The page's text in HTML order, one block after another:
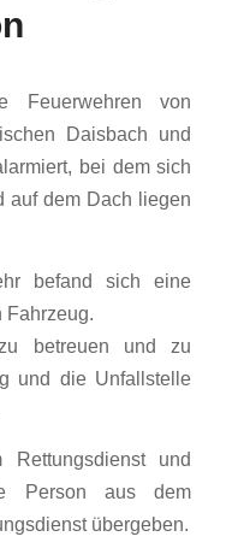
Feuerwehren von
Daisbach und
bei dem sich
auf dem Dach liegen
befand sich eine
betreuen und zu
und die Unfallstelle
und
Person aus dem
übergeben.